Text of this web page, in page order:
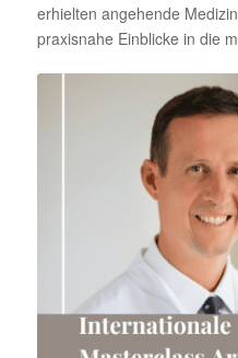
erhielten angehende
praxisnahe Einblicke in die